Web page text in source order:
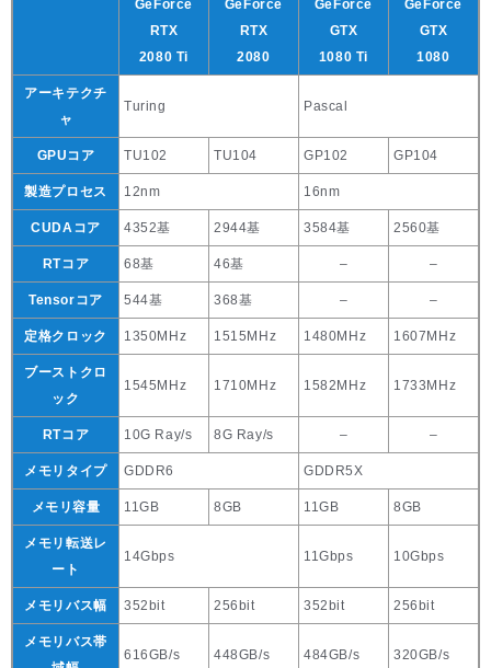
GeForce
RTX
2080 Ti
GeForce
RTX
2080
GeForce
GTX
1080 Ti
GeForce
GTX
1080
アーキテクチ
ャ
Turing Pascal
GPUコア TU102 TU104 GP102 GP104
製造プロセス 12nm 16nm
CUDAコア 4352基 2944基 3584基 2560基
RTコア 68基 46基 – –
Tensorコア 544基 368基 – –
定格クロック 1350MHz 1515MHz 1480MHz 1607MHz
ブーストクロ
ック
1545MHz 1710MHz 1582MHz 1733MHz
RTコア 10G Ray/s 8G Ray/s – –
メモリタイプ GDDR6 GDDR5X
メモリ容量 11GB 8GB 11GB 8GB
メモリ転送レ
ート
14Gbps 11Gbps 10Gbps
メモリバス幅 352bit 256bit 352bit 256bit
メモリバス帯
616GB/s 448GB/s 484GB/s 320GB/s